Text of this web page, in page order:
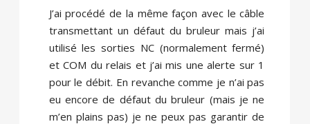
J’ai procédé de la même façon avec le câble
transmettant un défaut du bruleur mais j’ai
utilisé les sorties NC (normalement fermé)
et COM du relais et j’ai mis une alerte sur 1
pour le débit. En revanche comme je n’ai pas
eu encore de défaut du bruleur (mais je ne
m’en plains pas) je ne peux pas garantir de